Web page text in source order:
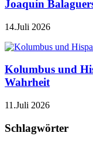
Joaquín
14.Juli 2026
Kolumbus und
Wahrheit
11.Juli 2026
Schlagwörter